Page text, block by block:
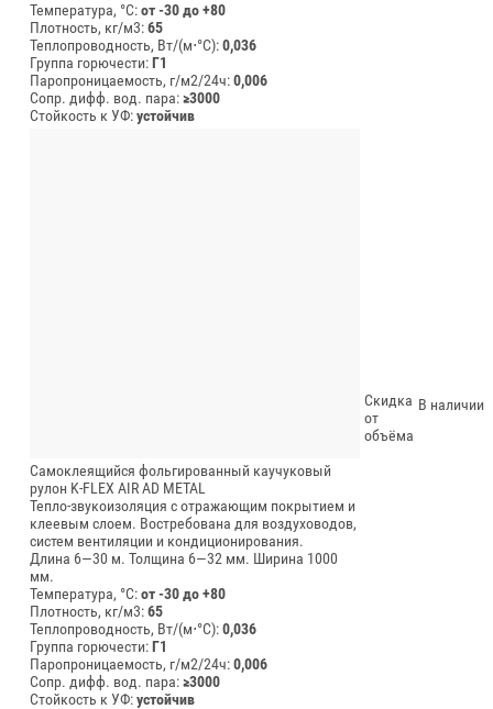
Температура, °C:от -30 до +80
Плотность, кг/м3:65
Теплопроводность, Вт/(м⋅°С):0,036
Группа горючести:Г1
Паропроницаемость, г/м2/24ч:0,006
Сопр. дифф. вод. пара:≥3000
Стойкость к УФ:устойчив
Самоклеящийся фольгированный каучуковый
рулон K-FLEX AIR AD METAL
Тепло-звукоизоляция с отражающим покрытием и
клеевым слоем. Востребована для воздуховодов,
систем вентиляции и кондиционирования.
Длина 6—30 м. Толщина 6—32 мм. Ширина 1000
мм.
Температура, °C:от -30 до +80
Плотность, кг/м3:65
Теплопроводность, Вт/(м⋅°С):0,036
Группа горючести:Г1
Паропроницаемость, г/м2/24ч:0,006
Сопр. дифф. вод. пара:≥3000
Стойкость к УФ:устойчив
Скидка
от
объёма
В наличии